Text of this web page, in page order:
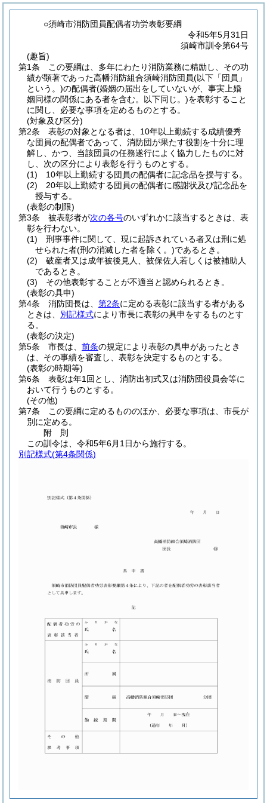
○須崎市消防団員配偶者功労表彰要綱
令和5年5月31日
須崎市訓令第64号
(趣旨)
第1条
この要綱は、多年にわたり消防業務に精励し、その功
績が顕著であった高幡消防組合須崎消防団員(以下「団員」
という。)の配偶者(婚姻の届出をしていないが、事実上婚
姻同様の関係にある者を含む。以下同じ。)を表彰すること
に関し、必要な事項を定めるものとする。
(対象及び区分)
第2条
表彰の対象となる者は、10年以上勤続する成績優秀
な団員の配偶者であって、消防団が果たす役割を十分に理
解し、かつ、当該団員の任務遂行によく協力したものに対
し、次の区分により表彰を行うものとする。
(1)
10年以上勤続する団員の配偶者に記念品を授与する。
(2)
20年以上勤続する団員の配偶者に感謝状及び記念品を
授与する。
(表彰の制限)
第3条
被表彰者が次の各号のいずれかに該当するときは、表
彰を行わない。
(1)
刑事事件に関して、現に起訴されている者又は刑に処
せられた者(刑の消滅した者を除く。)であるとき。
(2)
破産者又は成年被後見人、被保佐人若しくは被補助人
であるとき。
(3)
その他表彰することが不適当と認められるとき。
(表彰の具申)
第4条
消防団長は、 第2条に定める表彰に該当する者がある
ときは、 別記様式により市長に表彰の具申をするものとす
る。
(表彰の決定)
第5条
市長は、 前条の規定により表彰の具申があったとき
は、その事績を審査し、表彰を決定するものとする。
(表彰の時期等)
第6条
表彰は年1回とし、消防出初式又は消防団役員会等に
おいて行うものとする。
(その他)
第7条
この要綱に定めるもののほか、必要な事項は、市長が
別に定める。
附 則
この訓令は、令和5年6月1日から施行する。
別記様式(第4条関係)